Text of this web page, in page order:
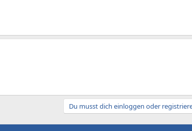
Du musst dich einloggen oder